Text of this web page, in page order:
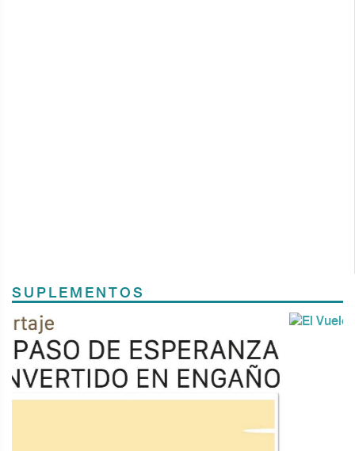
SUPLEMENTOS
Previous Next
TODOS LOS SUPLEMENTOS